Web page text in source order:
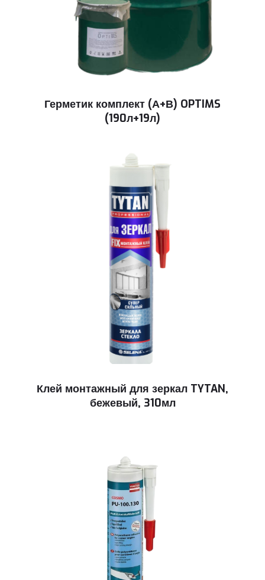
Герметик комплект (А+В) OPTIMS
(190л+19л)
Клей монтажный для зеркал TYTAN,
бежевый, 310мл